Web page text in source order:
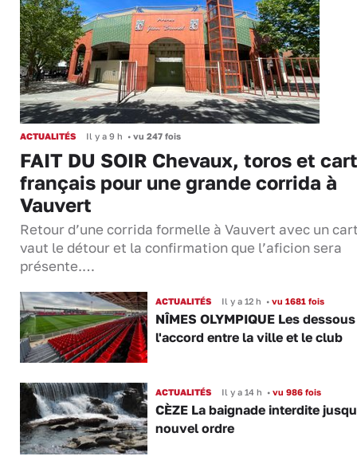
ACTUALITÉS Il y a 9 h • vu 247 fois
FAIT DU SOIR Chevaux, toros et
français pour une grande corrida à
Vauvert
Retour d’une corrida formelle à Vauvert avec un
vaut le détour et la confirmation que l’aficion sera
présente.…
ACTUALITÉS Il y a 12 h •vu 1681 fois
NÎMES OLYMPIQUE Les
l'accord entre la ville et le club
ACTUALITÉS Il y a 14 h •vu 986 fois
CÈZE La baignade interdite
nouvel ordre